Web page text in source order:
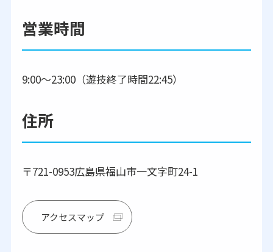
営業時間
9:00～23:00（遊技終了時間22:45）
住所
〒721-0953広島県福山市一文字町24-1
アクセスマップ